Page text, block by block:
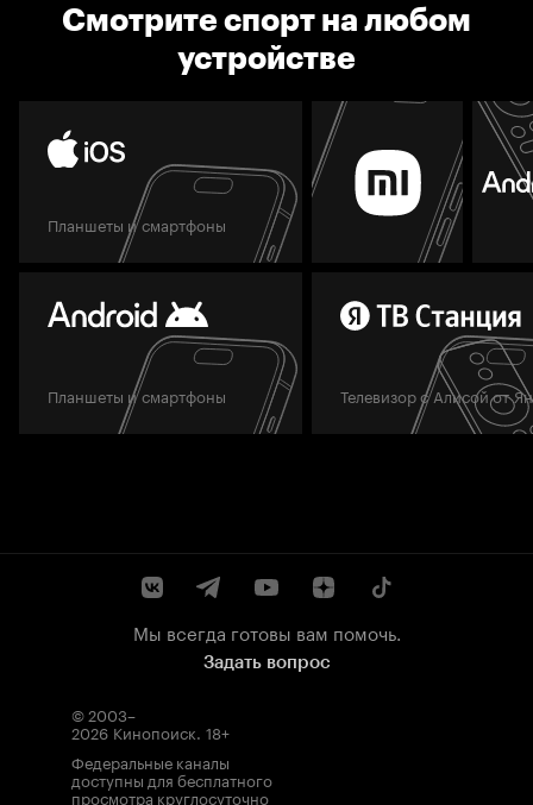
Смотрите спорт на любом
устройстве
Планшеты и смартфоны
Планшеты и смартфоны Телевизор с Алисой от
Мы всегда готовы вам помочь.
Задать вопрос
© 2003–
2026 Кинопоиск. 18+
Федеральные каналы
доступны для бесплатного
просмотра круглосуточно